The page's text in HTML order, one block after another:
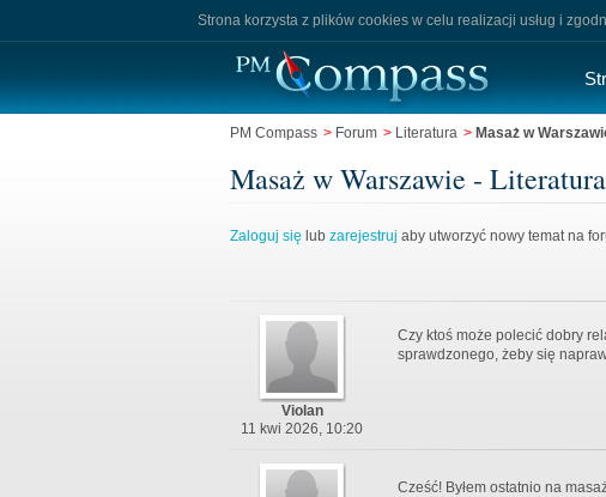
Strona korzysta z plików cookies w celu realizacji usług i
PM Compass > Forum > Literatura > Masaż w
Masaż w Warszawie - Literatura
Zaloguj się lub zarejestruj aby utworzyć nowy temat na
Violan
11 kwi 2026, 10:20
Czy ktoś może polecić dobry
sprawdzonego, żeby się
Cześć! Byłem ostatnio na